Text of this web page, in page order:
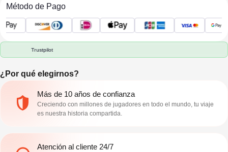
FAQs.
Método de Pago
Trustpilot
¿Por qué elegirnos?
Más de 10 años de confianza
Creciendo con millones de jugadores en todo el mundo, tu viaje
es nuestra historia compartida.
Atención al cliente 24/7